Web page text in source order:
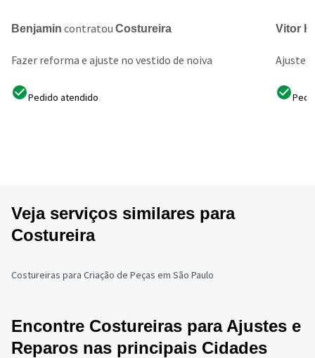
Benjamin contratou Costureira
Fazer reforma e ajuste no vestido de noiva
Pedido atendido
Vitor
Ajuste,
Veja serviços similares para
Costureira
Costureiras para Criação de Peças em São Paulo
Encontre Costureiras para Ajustes e
Reparos nas principais Cidades